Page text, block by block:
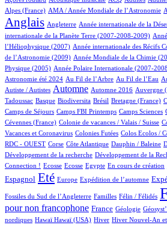
Alpes (France)
13/951 AMA / Année Mondiale de l’Astronomie
5/951
264/951
728/951
Anglais
68/951 Angleterre
6/951 Année internationale de la
14/951
internationale de la Planète Terre (2007-2008-2009)
4/951
l’Héliophysique (2007)
1/951 Année internationale des Récifs
12/951
de l’Astronomie (2009)
2/951 Année Mondiale de la Chimie
16/951
Physique (2005)
5/951 Année Polaire Internationale (2007-
3/951
2/951
53/951
Astronomie été 2024
20/951 Au Fil de l’Arbre
14/951 Au Fil de l’Eau
2/951
1/951
2/951
Autiste / Autistes
446/951 Automne
4/951 Automne 2016
7/951 Auvergne
1/951
2/951
Tadoussac
1/951 Basque
81/951 Biodiversita
1/951 Brésil
12/951 Bretagne (France)
110/951
Camps de Séjours
4/951 Camps FBI Printemps
13/951 Camps Sciences
5/951
3/951
2/951
Cévennes (France)
1/951 Colonie de vacances / Valais / Suisse
4/951
3/951
Vacances et Coronavirus
2/951 Colonies Futées
2/951 Colos Ecolos /
1/951
2/951
RDC - OUEST
1/951 Corse
19/951 Côte Atlantique
1/951 Dauphin / Baleine
2/951
1/951
Développement de la recherche
1/951 Développement de la
2/951
16/951
Connection !
1/951 Ecosse
1/951 Ecosse
1/951 Egypte
14/951 En cours de création
1/951
25/951
15/951
264/951
Espagnol
722/951 Eté
12/951 Europe
176/951 Expédition de l’automne
273/951
5/951
Fossiles du Sud de l’Angleterre Familles Félin / Félidés
pour non francophone
299/951 France
40/951 Géologie
1/951
1/951
1/951
1/951
3/951
nordiques
2/951 Hawaï
2/951 Hawaï (USA)
150/951 Hiver
25/951 Hiver Nouvel-An
10/951
2/951
1/951